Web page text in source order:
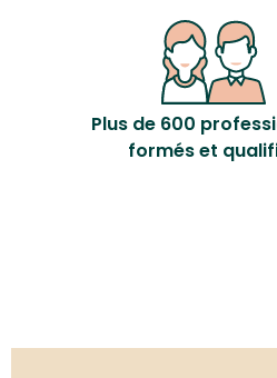
Plus de 600
formés et